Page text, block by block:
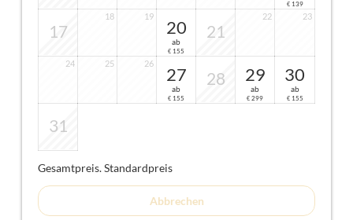
€ 139
17
18 19
20
ab
€ 155
21
22 23
24 25 26
27
ab
€ 155
28 29
ab
€ 299
30
ab
€ 155
31
Gesamtpreis. Standardpreis
Abbrechen